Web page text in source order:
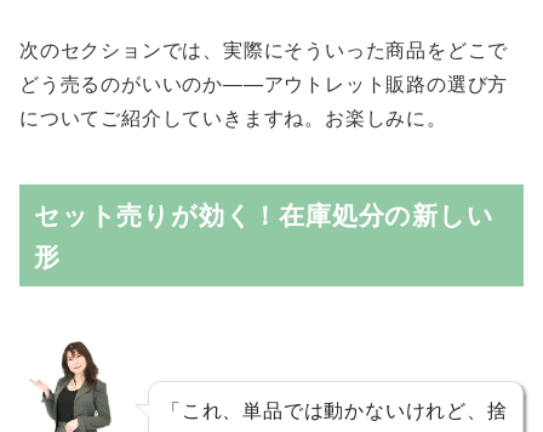
次のセクションでは、実際にそういった商品をどこで
どう売るのがいいのか――アウトレット販路の選び方
についてご紹介していきますね。お楽しみに。
セット売りが効く！在庫処分の新しい
形
「これ、単品では動かないけれど、捨